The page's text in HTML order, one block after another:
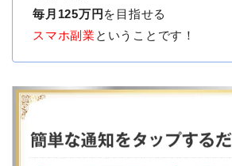
毎月125万円 を目指せる
スマホ副業 ということです！